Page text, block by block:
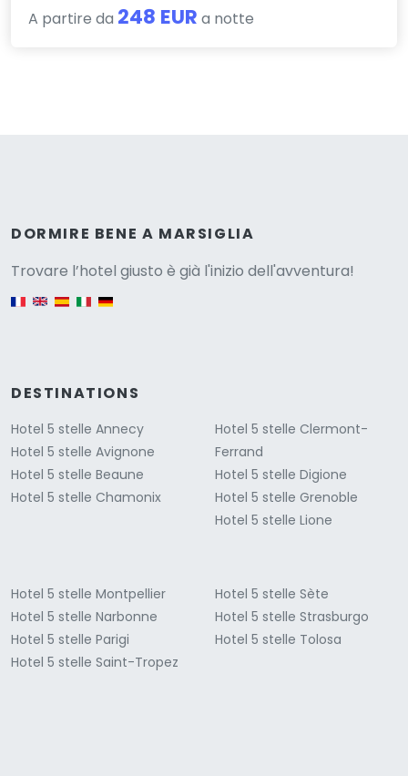
A partire da 248 EUR a notte
DORMIRE BENE A MARSIGLIA
Trovare l’hotel giusto è già l'inizio dell'avventura!
DESTINATIONS
Hotel 5 stelle Annecy
Hotel 5 stelle Avignone
Hotel 5 stelle Beaune
Hotel 5 stelle Chamonix
Hotel 5 stelle Clermont-
Ferrand
Hotel 5 stelle Digione
Hotel 5 stelle Grenoble
Hotel 5 stelle Lione
Hotel 5 stelle Montpellier
Hotel 5 stelle Narbonne
Hotel 5 stelle Parigi
Hotel 5 stelle Saint-Tropez
Hotel 5 stelle Sète
Hotel 5 stelle Strasburgo
Hotel 5 stelle Tolosa